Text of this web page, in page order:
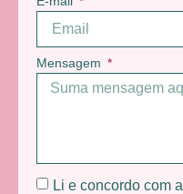
Mensagem
Li e concordo com a